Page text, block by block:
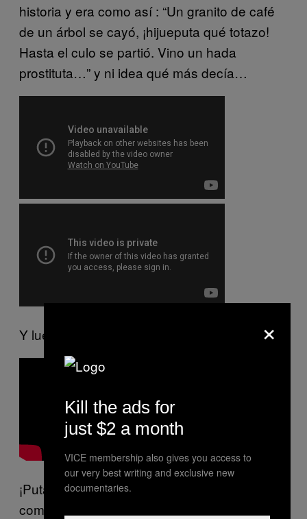
historia y era como así : “Un granito de café
de un árbol se cayó, ¡hijueputa qué totazo!
Hasta el culo se partió. Vino un hada
prostituta…” y ni idea qué más decía…
Y luego sí… nostalgia nivel 100%.
¡Puta! Y uno siempre pensando que este
comercial era de las chicas Águila :o
×
Kill the ads for
just $2 a month
VICE membership also gives you access to
our very best writing and exclusive new
documentaries.